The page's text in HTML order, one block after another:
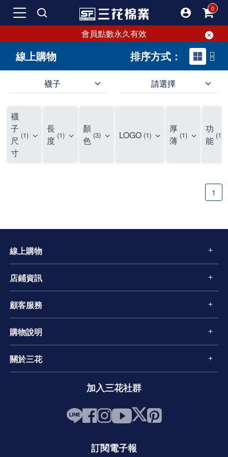
會員點數永久有效
線上購物 排序方式：
襪子 請選擇
現在就來三花購買深受許多潮流女孩喜愛的襪子吧！好穿舒適、不咬腳、不滑脫，短襪不用再拉。各種鞋款都有適合搭配的襪子，不怕穿搭有問題。運動、休閒用短襪全都有！
如何挑選高品質的短襪？注重品質的三花短襪，特選高級優質棉料，保持雙腳透氣不悶熱。襪子具有良好的透氣性，自然讓腳不悶臭，讓您每天穿得健康、舒適。好襪子陪你走更遠！
品質優零負擔，全家人都適合的好襪子在三花!長輩、久坐辦公室最適合無鬆緊帶襪子、運動跑步打球雙層毛巾底短襪保護最有力，日常休閒短襪穿搭簡易最省時。耐洗耐穿超省錢!
三花襪子嚴選優質棉料，吸汗透氣、乾爽舒適，不易滑動。作為日常必備的襪子，其符合人體工學與時尚設計，令人穿上即感舒適。三花50年來專注改良，以精湛工藝打造超乎想像的舒適體驗。追求美感與實用兼備的您，絕對不能錯過三花襪子，即刻入手，體驗潮流與舒適的完美結合。
"最近一批襪子都相繼損壞，所以又到了採購新襪子的時間了！剛好又是換季，可以買適合當季的襪子，增添一些生活的小確幸。我通常一次會買6-8雙襪子，然後整批襪子幾乎會在差不多的時間陣亡，再換下一批。這種一年大概買兩次的習慣，讓6-8雙短襪輪流穿半年，不會太浪費，也避免穿著鬆垮的襪子很糗。 每次換襪子時，我都會嘗試一個新品牌來試試看。這次我選了已有50多年歷史的老牌子——三花。可能有人會問，三花襪子這麼有名，為何現在才選？其實我一直知道這品牌，但過去對他們家的產品印象是主要賣給男生的中筒襪，因此未曾購買。最近在捷運和網站上頻繁看到三花的廣告，便上網探究了一下。驚喜發現，他們家竟然也推出了很多適合女生穿的短襪，而且款式很漂亮，不再僅僅針對中年男性。 這次我訂了8雙襪子，總共500元，一雙平均只要62元（短襪價格依官網為主），真的很划算。而且，他們的物流速度超快，官網下單後隔天襪子就到貨了，這點我特別喜歡。收到襪子後，我還特地將它們一字排開，場面也蠻壯觀的。我訂了素色短襪、條紋短襪和撞色運動短襪，還為我老公買了一雙紳士襪。為了迎接夏天的到來，也幫他準備些薄襪子，畢竟穿皮鞋搭配厚重的運動襪真的不太合適。 這次的嘗試中，最讓我驚艷的是運動短襪。雙層毛巾底的設計，一開始以為會太厚，但實際穿上後發現這款襪子的吸震效果不輸其他運動品牌，吸濕性也非常強。我特意用水滴試驗，結果也很滿意。運動短襪的關鍵就是吸汗和吸震，這樣能讓整個運動過程不黏膩，並有效減少腳與鞋子的摩擦，避免脫跟的情況發生，增添了運動的舒適感。 此外，對於孩子來說，這款運動短襪的耐用性也讓我很滿意。其他品牌的襪子大概只能撐2個月，但看來這次的三花短襪應該能撐3個月以上，使用壽命更長，是一位媽媽的好幫手，既省錢又減少購買頻率。 至於我老公，最初覺得穿薄襪搭配皮鞋不太舒服，但後來漸漸習慣並喜歡上薄襪的輕盈感。畢竟太厚的襪子會改變皮鞋的形狀。三花的無鬆緊帶設計對久坐辦公的他來說，解決了腿部血液循環不良的問題，減少了勒痕，襪子脫下後也不再長時間地感到不適，這讓我們都很滿意。 總體來說，這次三花短襪的體驗還算不錯，無脫跟問題，且吸震和吸汗效果顯著。老公和孩子的襪子選擇也都很成功。未來我會再觀察這些襪子的耐用性，再決定是否回購。當下來看，三花是個值得推薦的品牌。
襪
子
尺
寸
1
長
度 1
顏
色 3 LOGO 1
厚
薄 1
功
能 1
1
線上購物
店鋪資訊
顧客服務
購物說明
關於三花
加入三花社群
訂閱電子報